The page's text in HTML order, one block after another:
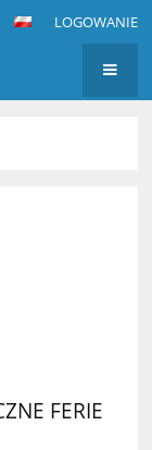
LOGOWANIE
FERIE